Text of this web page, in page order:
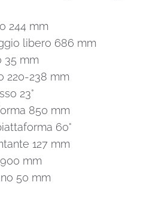
244 mm
libero 686 mm
35 mm
220-238 mm
23°
850 mm
60°
127 mm
mm
50 mm